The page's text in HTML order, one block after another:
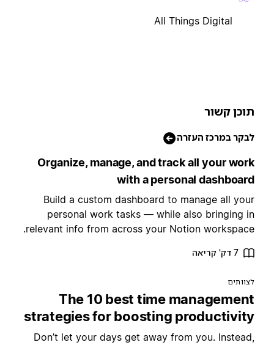
All Things Digital
קשור
במרכז העזרה
Organize, manage, and track all your
with a personal
Build a custom dashboard to manage all
personal work tasks — while also bringing
relevant info from across your Notion
The 10 best time
strategies for boosting
Don’t let your days get away from you.